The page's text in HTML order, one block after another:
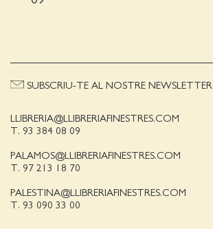
LLIBRERIA@LLIBRERIAFINESTRES.COM
T. 93 384 08 09
PALAMOS@LLIBRERIAFINESTRES.COM
T. 97 213 18 70
PALESTINA@LLIBRERIAFINESTRES.COM
T. 93 090 33 00
SUBSCRIU-TE AL NOSTRE NEWSLETTER